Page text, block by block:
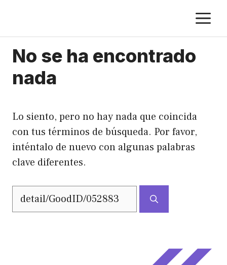
contenido
No se ha encontrado
nada
Lo siento, pero no hay nada que coincida
con tus términos de búsqueda. Por favor,
inténtalo de nuevo con algunas palabras
clave diferentes.
Buscar: